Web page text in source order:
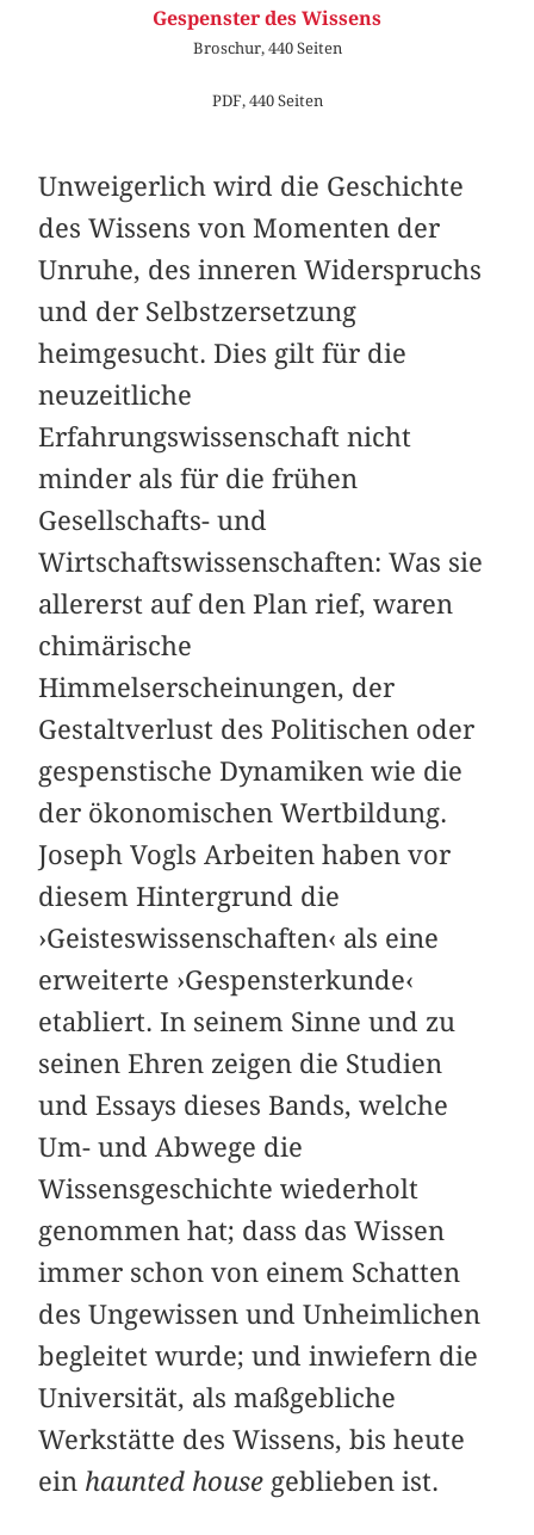
Gespenster des Wissens
Broschur, 440 Seiten
PDF, 440 Seiten
Unweigerlich wird die Geschichte
des Wissens von Momenten der
Unruhe, des inneren Widerspruchs
und der Selbstzersetzung
heimgesucht. Dies gilt für die
neuzeitliche
Erfahrungswissenschaft nicht
minder als für die frühen
Gesellschafts- und
Wirtschaftswissenschaften: Was sie
allererst auf den Plan rief, waren
chimärische
Himmelserscheinungen, der
Gestaltverlust des Politischen oder
gespenstische Dynamiken wie die
der ökonomischen Wertbildung.
Joseph Vogls Arbeiten haben vor
diesem Hintergrund die
›Geisteswissenschaften‹ als eine
erweiterte ›Gespensterkunde‹
etabliert. In seinem Sinne und zu
seinen Ehren zeigen die Studien
und Essays dieses Bands, welche
Um- und Abwege die
Wissensgeschichte wiederholt
genommen hat; dass das Wissen
immer schon von einem Schatten
des Ungewissen und Unheimlichen
begleitet wurde; und inwiefern die
Universität, als maßgebliche
Werkstätte des Wissens, bis heute
ein haunted house geblieben ist.